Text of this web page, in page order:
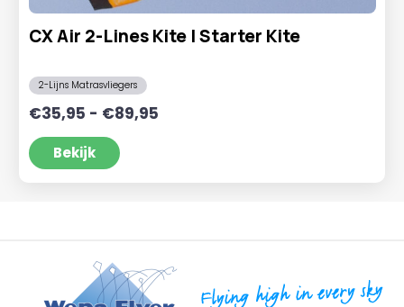
CX Air 2-Lines Kite | Starter Kite
2-Lijns Matrasvliegers
€35,95 - €89,95Prijsklasse:
Bekijk